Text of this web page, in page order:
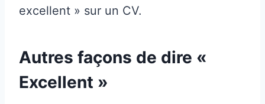
excellent » sur un CV.
Autres façons de dire «
Excellent »